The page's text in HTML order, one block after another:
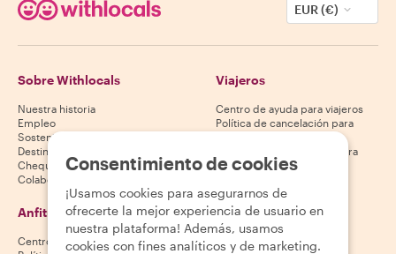
EUR (€)
Sobre Withlocals
Nuestra historia
Empleo
Sostenibilidad
Destinos
Cheques regalo
Colabora con nosotros
Viajeros
Centro de ayuda para viajeros
Política de cancelación para
Términos y condiciones para
viajeros
Anfitriones
Centro de ayuda para anfitriones
Descarga nuestra app
App Store
Consentimiento de cookies
¡Usamos cookies para asegurarnos de
ofrecerte la mejor experiencia de usuario en
nuestra plataforma! Además, usamos
cookies con fines analíticos y de marketing.